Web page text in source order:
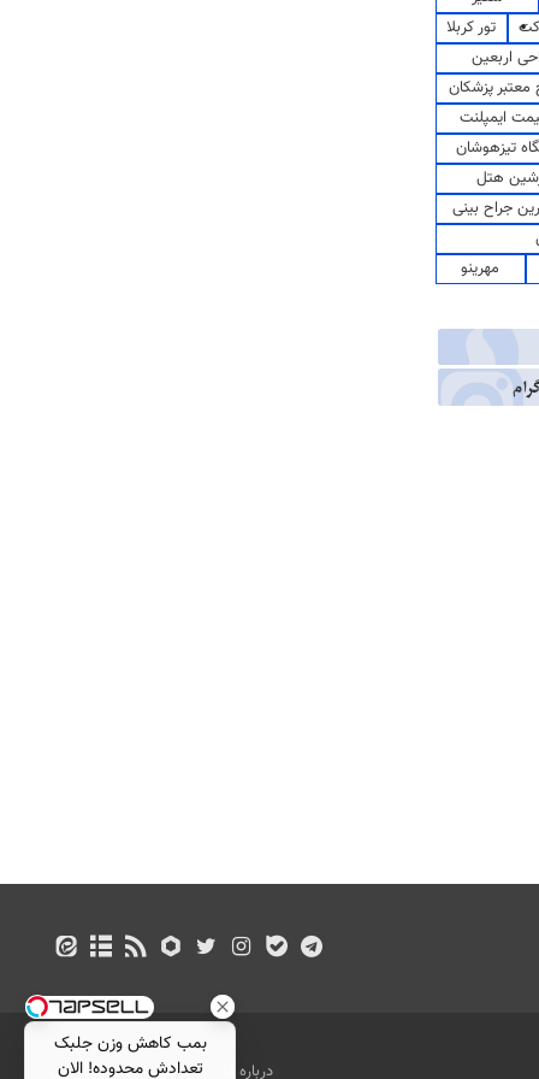
تور کربلا
اربعین
پزشکان
ایمپلنت
تیزهوشان
هتل
جراح بینی
مهرینو
درباره ما تماس با ما بازرگانی
بمب کاهش وزن جلبک
تعدادش محدوده! الان